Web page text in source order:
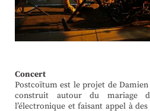
Concert
Postcoïtum est le projet de
construit autour du mariage
l’électronique et faisant appel à